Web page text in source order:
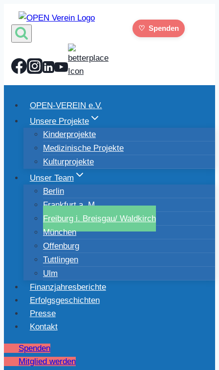
♡ Spenden
Zum
Inhalt
springen
OPEN-VEREIN e.V.
Unsere Projekte
Kinderprojekte
Medizinische Projekte
Kulturprojekte
Unser Team
Berlin
Frankfurt a. M.
Freiburg i. Breisgau/ Waldkirch
München
Offenburg
Tuttlingen
Ulm
Finanzjahresberichte
Erfolgsgeschichten
Presse
Kontakt
Spenden
Mitglied werden